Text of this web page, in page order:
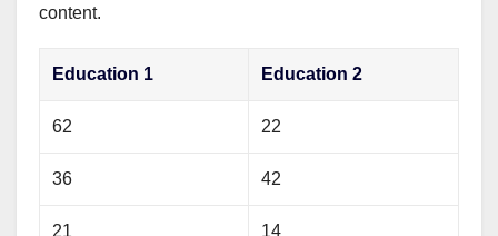
content.
Education 1 Education 2
62 22
36 42
21 14